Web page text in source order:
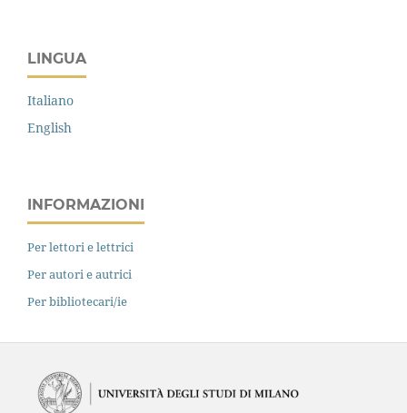
LINGUA
Italiano
English
INFORMAZIONI
Per lettori e lettrici
Per autori e autrici
Per bibliotecari/ie